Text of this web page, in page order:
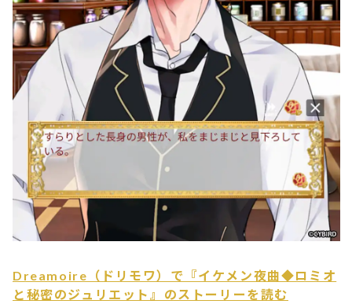
Dreamoire（ドリモワ）で『イケメン夜曲◆ロミオ
と秘密のジュリエット』のストーリーを読む